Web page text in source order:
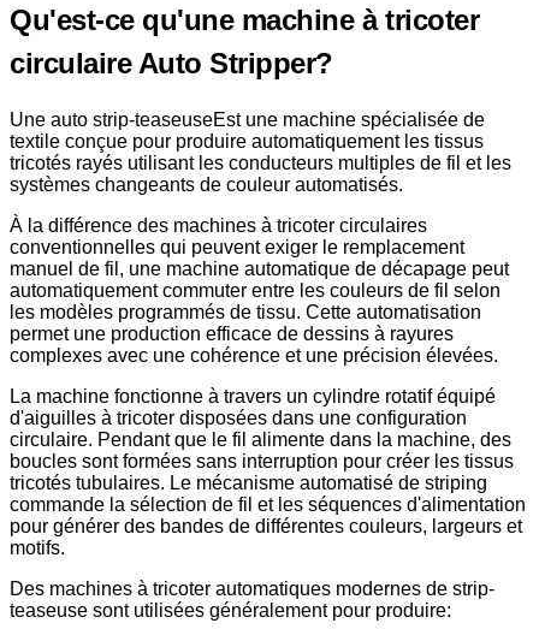
Qu'est-ce qu'une machine à tricoter
circulaire Auto Stripper?
Une auto strip-teaseuseEst une machine spécialisée de
textile conçue pour produire automatiquement les tissus
tricotés rayés utilisant les conducteurs multiples de fil et les
systèmes changeants de couleur automatisés.
À la différence des machines à tricoter circulaires
conventionnelles qui peuvent exiger le remplacement
manuel de fil, une machine automatique de décapage peut
automatiquement commuter entre les couleurs de fil selon
les modèles programmés de tissu. Cette automatisation
permet une production efficace de dessins à rayures
complexes avec une cohérence et une précision élevées.
La machine fonctionne à travers un cylindre rotatif équipé
d'aiguilles à tricoter disposées dans une configuration
circulaire. Pendant que le fil alimente dans la machine, des
boucles sont formées sans interruption pour créer les tissus
tricotés tubulaires. Le mécanisme automatisé de striping
commande la sélection de fil et les séquences d'alimentation
pour générer des bandes de différentes couleurs, largeurs et
motifs.
Des machines à tricoter automatiques modernes de strip-
teaseuse sont utilisées généralement pour produire: